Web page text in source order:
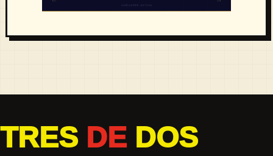
TRES DEDOS